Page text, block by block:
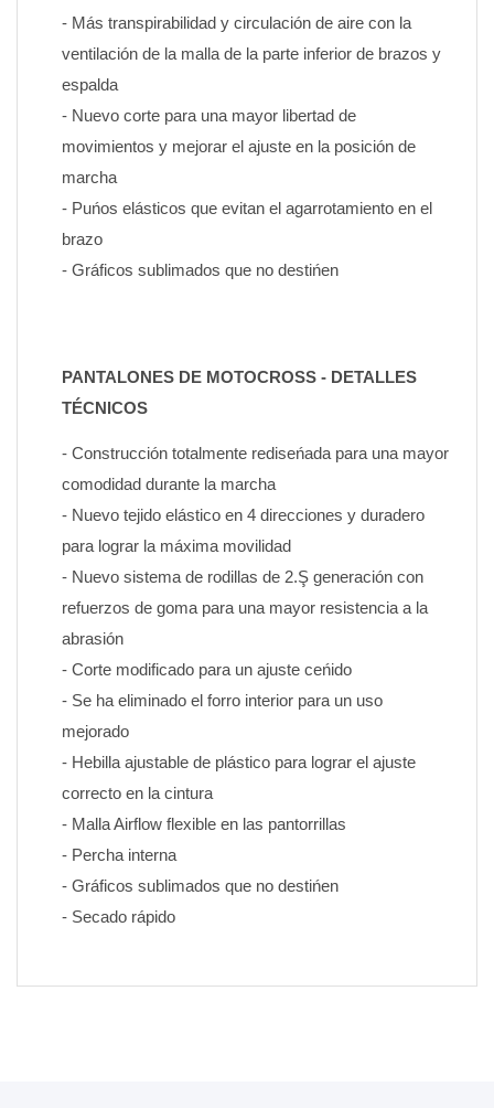
- Más transpirabilidad y circulación de aire con la
ventilación de la malla de la parte inferior de brazos y
espalda
- Nuevo corte para una mayor libertad de
movimientos y mejorar el ajuste en la posición de
marcha
- Puńos elásticos que evitan el agarrotamiento en el
brazo
- Gráficos sublimados que no destińen
PANTALONES DE MOTOCROSS - DETALLES
TÉCNICOS
- Construcción totalmente rediseńada para una mayor
comodidad durante la marcha
- Nuevo tejido elástico en 4 direcciones y duradero
para lograr la máxima movilidad
- Nuevo sistema de rodillas de 2.Ş generación con
refuerzos de goma para una mayor resistencia a la
abrasión
- Corte modificado para un ajuste ceńido
- Se ha eliminado el forro interior para un uso
mejorado
- Hebilla ajustable de plástico para lograr el ajuste
correcto en la cintura
- Malla Airflow flexible en las pantorrillas
- Percha interna
- Gráficos sublimados que no destińen
- Secado rápido